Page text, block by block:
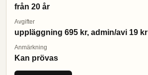
från 20 år
Avgifter
uppläggning 695 kr, admin/avi 19 kr
Anmärkning
Kan prövas